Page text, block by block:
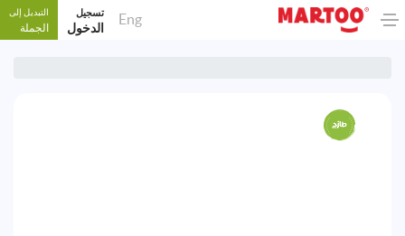
Eng تسجيل
الدخول
التبديل إلى
الجملة